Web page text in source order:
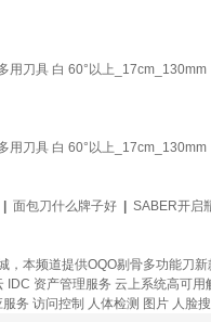
用刀具 白 60°以上_17cm_130mm
用刀具 白 60°以上_17cm_130mm
面包刀什么牌子好 SABER开启
本频道提供OQO剔骨多功能刀
IDC 资产管理服务 云上系统高可用
服务 访问控制 人体检测 图片 人脸